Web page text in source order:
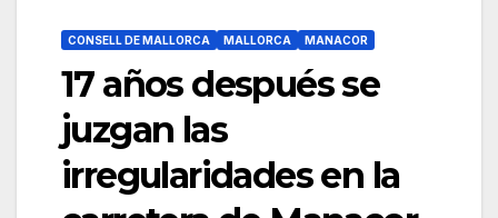
CONSELL DE MALLORCA MALLORCA MANACOR
17 años después se
juzgan las
irregularidades en la